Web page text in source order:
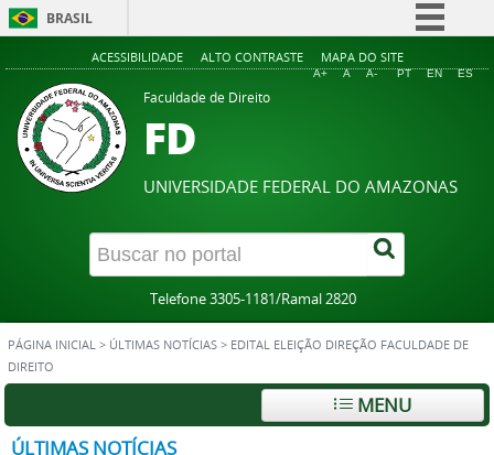
BRASIL
Simplifique!
Legislação
Canais
ACESSIBILIDADE ALTO CONTRASTE MAPA DO SITE
A+ A A- PT EN ES
Faculdade de Direito
FD
UNIVERSIDADE FEDERAL DO AMAZONAS
Telefone 3305-1181/Ramal 2820
PÁGINA INICIAL > ÚLTIMAS NOTÍCIAS > EDITAL ELEIÇÃO DIREÇÃO FACULDADE DE
DIREITO
MENU
ÚLTIMAS NOTÍCIAS